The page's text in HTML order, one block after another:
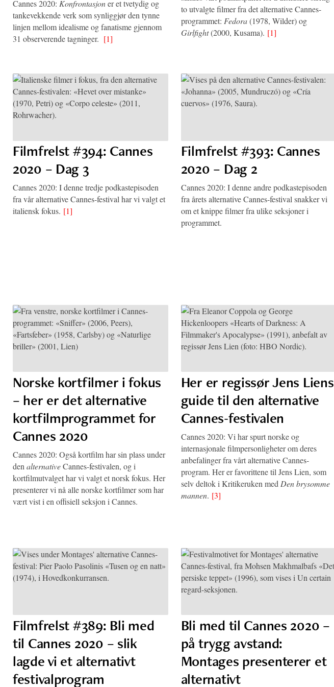
Cannes 2020: Konfrontasjoner et tvetydig og
tankevekkende verk som synliggjør den tynne
linjen mellom idealisme og fanatisme gjennom
31 observerende tagninger. [1]
to utvalgte filmer fra det alternative Cannes-
programmet: Fedora(1978, Wilder) og
Girlfight(2000, Kusama). [1]
Filmfrelst #394: Cannes
2020 – Dag 3
Cannes 2020: I denne tredje podkastepisoden
fra vår alternative Cannes-festival har vi valgt et
italiensk fokus. [1]
Filmfrelst #393: Cannes
2020 – Dag 2
Cannes 2020: I denne andre podkastepisoden
fra årets alternative Cannes-festival snakker vi
om et knippe filmer fra ulike seksjoner i
programmet.
Norske kortfilmer i fokus
– her er det alternative
kortfilmprogrammet for
Cannes 2020
Cannes 2020: Også kortfilm har sin plass under
den alternativeCannes-festivalen, og i
kortfilmutvalget har vi valgt et norsk fokus. Her
presenterer vi nå alle norske kortfilmer som har
vært vist i en offisiell seksjon i Cannes.
Her er regissør Jens Liens
guide til den alternative
Cannes-festivalen
Cannes 2020: Vi har spurt norske og
internasjonale filmpersonligheter om deres
anbefalinger fra vårt alternative Cannes-
program. Her er favorittene til Jens Lien, som
selv deltok i Kritikeruken med Den brysomme
mannen. [3]
Filmfrelst #389: Bli med
til Cannes 2020 – slik
lagde vi et alternativt
festivalprogram
Bli med til Cannes 2020 –
på trygg avstand:
Montages presenterer et
alternativt